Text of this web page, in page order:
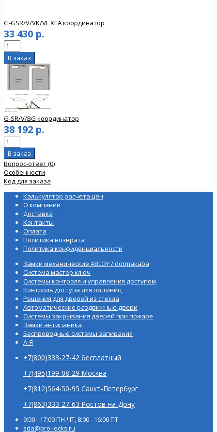
G-GSR/V/VK/VL XEA координатор
33 430 р.
G-SR/V/BG координатор
38 192 р.
Вопрос-ответ (0)
Особенности
Код для заказа
Калькулятор расчета цен
О компании
Доставка
Контакты
Оплата
Политика возврата
Политика конфиденциальности
Замки механические ABLOY / dormakaba
Система мастер ключ
Системы контроля и управления доступом
Контроль доступа для гостиниц
Решения для дверей из стекла
Автоматические раздвижные двери
Системы закрывания дверей при пожаре
Замки антипаника
Беспроводные системы запирания
А-Я
+7(800)333-27-42 бесплатный
+7(495)199-08-29 Москва
+7(812)564-50-95 Санкт-Петербург
+7(863)333-27-63 Ростов-на-Дону
9:00 - 17:00 ПН-ЧТ, 8:00 - 16:00 ПТ
sda@pro-locks.ru